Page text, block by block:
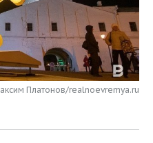
Платонов/realnoevremya.ru